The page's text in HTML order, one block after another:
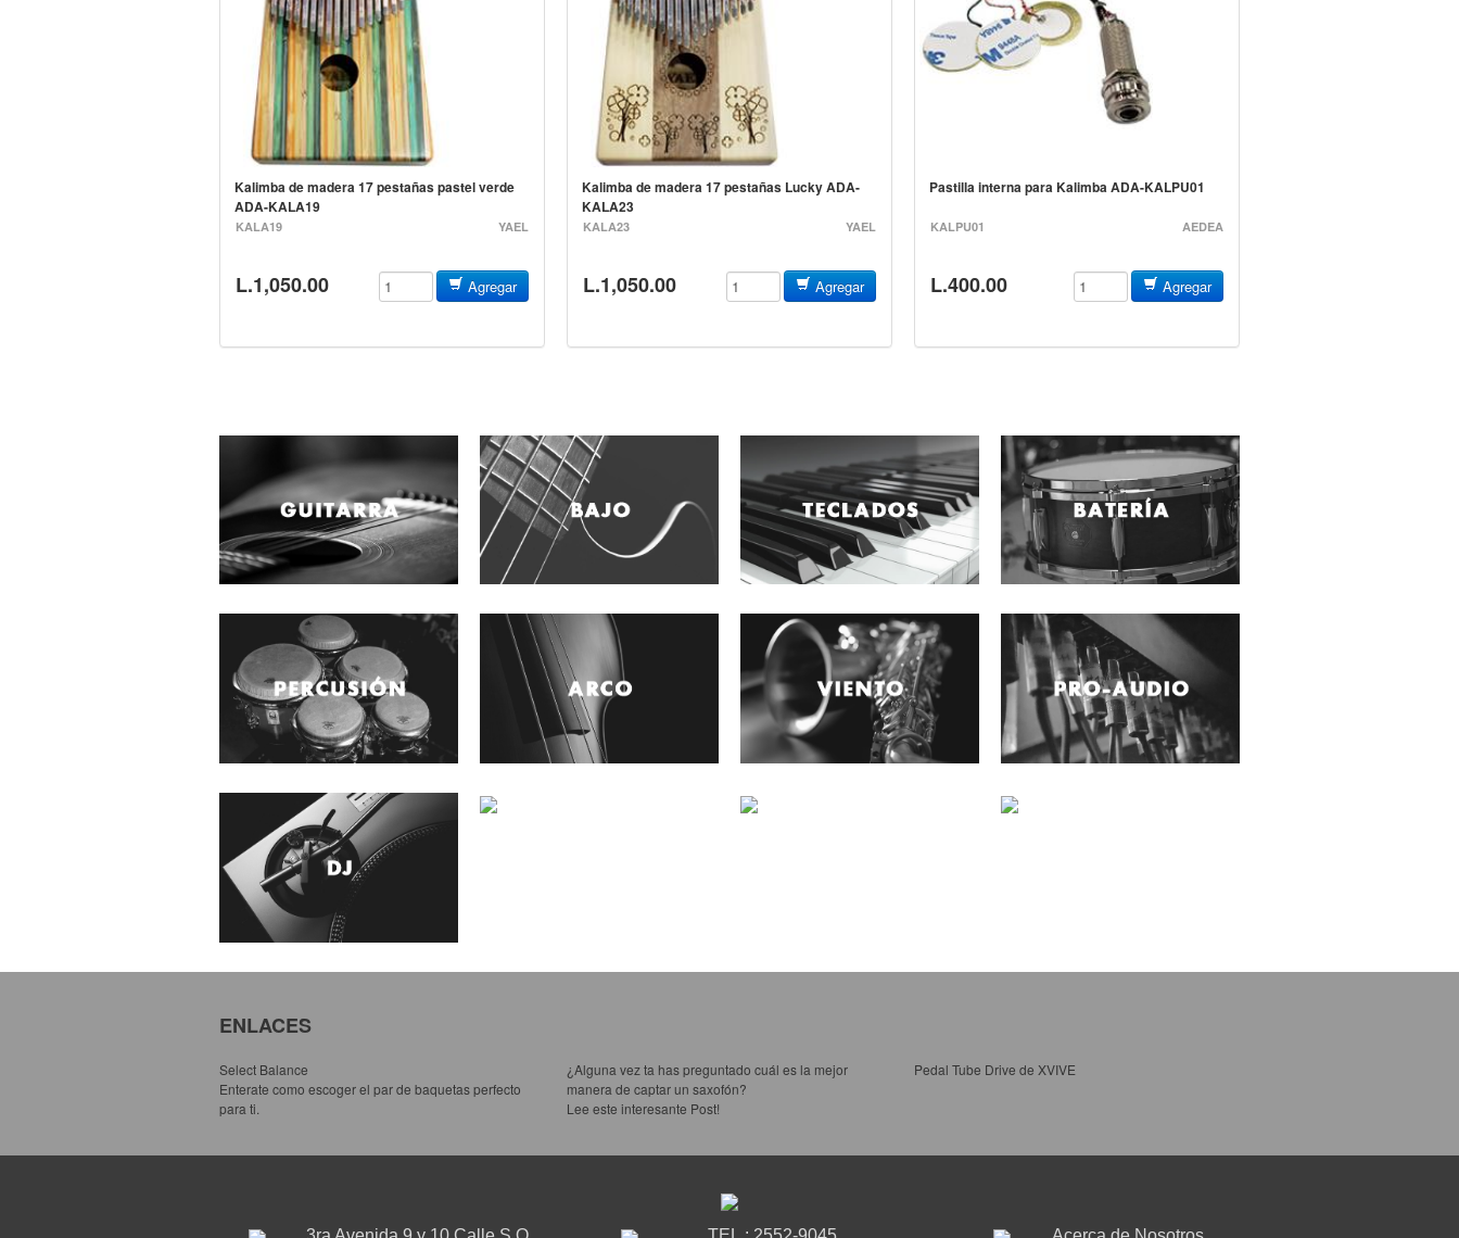
Kalimba de madera 17 pestañas pastel verde
ADA-KALA19
KALA19 YAEL
L.1,050.00 Agregar
Kalimba de madera 17 pestañas Lucky ADA-
KALA23
KALA23 YAEL
L.1,050.00 Agregar
Pastilla interna para Kalimba ADA-KALPU01
KALPU01 AEDEA
L.400.00 Agregar
ENLACES
Select Balance
Enterate como escoger el par de baquetas perfecto
para ti.
¿Alguna vez ta has preguntado cuál es la mejor
manera de captar un saxofón?
Lee este interesante Post!
Pedal Tube Drive de XVIVE